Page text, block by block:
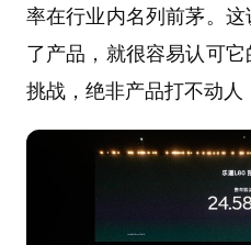
率在行业内名列前茅。
了产品，就很容易认可
挑战，绝非产品打不动人